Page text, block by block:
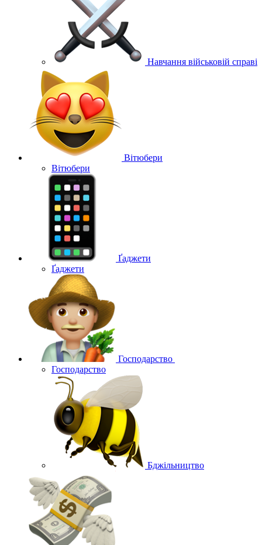
Навчання військовій справі
Вітюбери
Вітюбери
Ґаджети
Ґаджети
Господарство
Господарство
Бджільництво